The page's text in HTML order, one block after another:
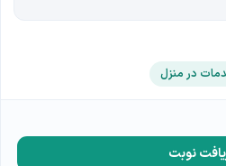
در منزل
نوبت